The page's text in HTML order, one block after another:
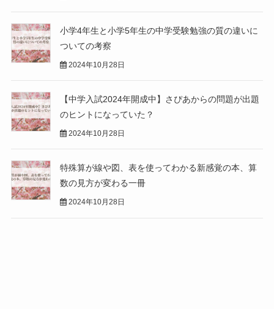
小学4年生と小学5年生の中学受験勉強の質の違いに
ついての考察
2024年10月28日
【中学入試2024年開成中】さぴあからの問題が出題
のヒントになっていた？
2024年10月28日
特殊算が線や図、表を使ってわかる新感覚の本、算
数の見方が変わる一冊
2024年10月28日